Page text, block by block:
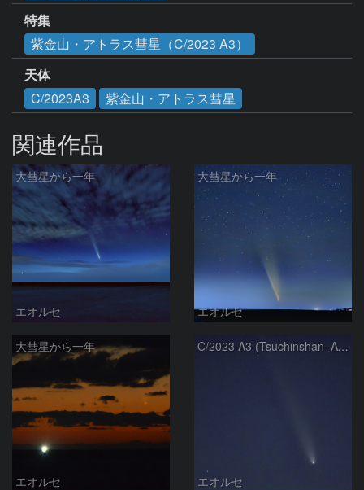
特集
紫金山・アトラス彗星（C/2023 A3）
天体
C/2023A3
紫金山・アトラス彗星
関連作品
大彗星から一年
エオルセ
大彗星から一年
エオルセ
大彗星から一年
エオルセ
C/2023 A3 (Tsuchinshan–ATLAS)
エオルセ